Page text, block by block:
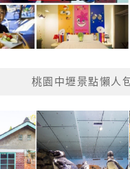
桃園中壢景點懶人